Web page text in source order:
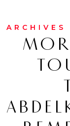
ARCHIVES